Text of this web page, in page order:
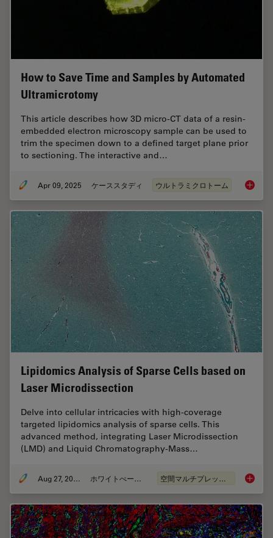
How to Save Time and Samples by Automated
Ultramicrotomy
This article describes how 3D micro-CT data of a resin-
embedded electron microscopy sample can be used to
trim the specimen down to a defined target plane prior
to sectioning. The interactive and…
Apr 09, 2025 ケーススタディ ウルトラミクロトーム How to
Lipidomics Analysis of Sparse Cells based on
Laser Microdissection
Delve into cellular intricacies with high-coverage
targeted lipidomics analysis of sparse cells. This
advanced method, integrating Laser Microdissection
(LMD) and Liquid Chromatography-Mass…
Aug 27, 2024 ホワイトぺーパー 空間マルチプレックス